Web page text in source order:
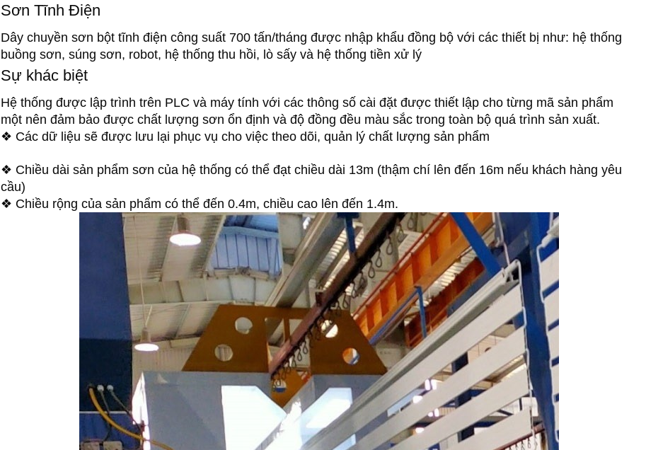
Sơn Tĩnh Điện
Dây chuyền sơn bột tĩnh điện công suất 700 tấn/tháng được nhập khẩu đồng bộ với các thiết bị như: hệ thống
buồng sơn, súng sơn, robot, hệ thống thu hồi, lò sấy và hệ thống tiền xử lý
Sự khác biệt
Hệ thống được lập trình trên PLC và máy tính với các thông số cài đặt được thiết lập cho từng mã sản phẩm
một nên đảm bảo được chất lượng sơn ổn định và độ đồng đều màu sắc trong toàn bộ quá trình sản xuất.
❖ Các dữ liệu sẽ được lưu lại phục vụ cho việc theo dõi, quản lý chất lượng sản phẩm
❖ Chiều dài sản phẩm sơn của hệ thống có thể đạt chiều dài 13m (thậm chí lên đến 16m nếu khách hàng yêu
cầu)
❖ Chiều rộng của sản phẩm có thể đến 0.4m, chiều cao lên đến 1.4m.